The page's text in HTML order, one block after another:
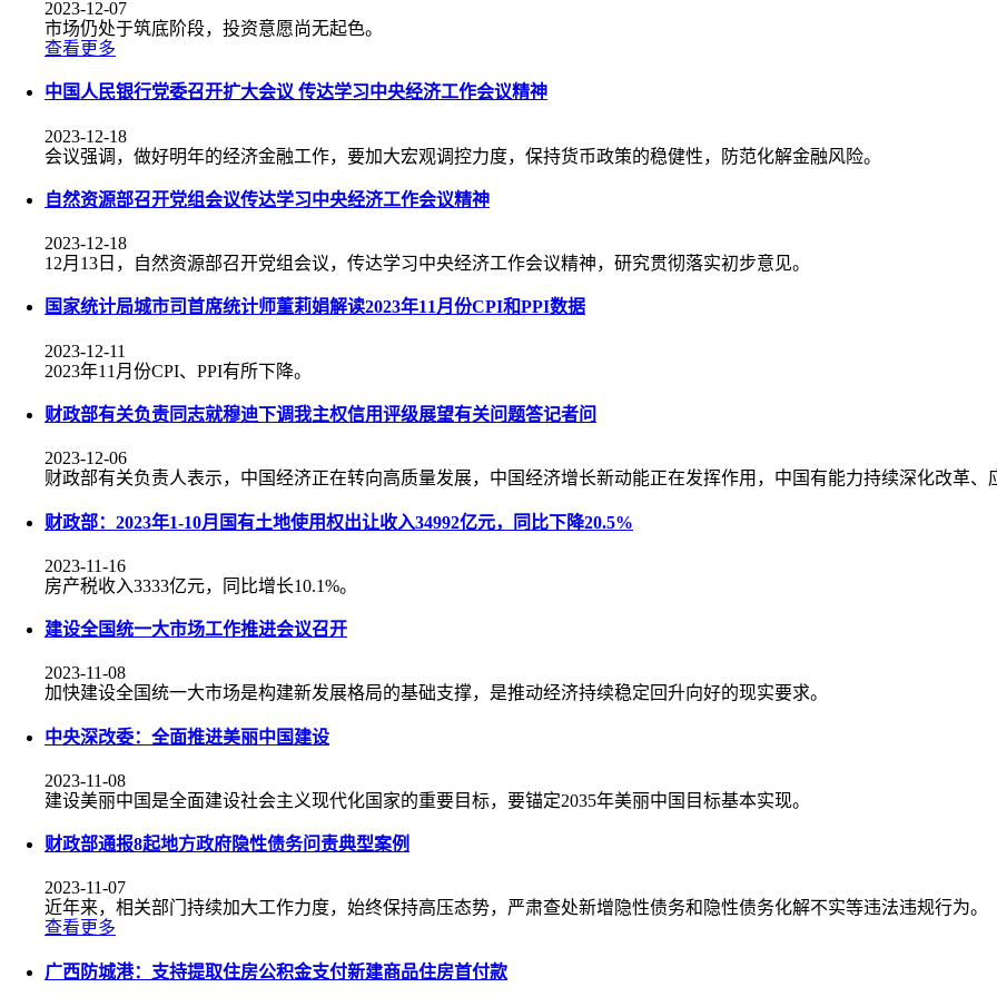
2023-12-07
市场仍处于筑底阶段，投资意愿尚无起色。
查看更多
中国人民银行党委召开扩大会议 传达学习中央经济工作会议精神
2023-12-18
会议强调，做好明年的经济金融工作，要加大宏观调控力度，保持货币政策的稳健性，防范化解金融风险。
自然资源部召开党组会议传达学习中央经济工作会议精神
2023-12-18
12月13日，自然资源部召开党组会议，传达学习中央经济工作会议精神，研究贯彻落实初步意见。
国家统计局城市司首席统计师董莉娟解读2023年11月份CPI和PPI数据
2023-12-11
2023年11月份CPI、PPI有所下降。
财政部有关负责同志就穆迪下调我主权信用评级展望有关问题答记者问
2023-12-06
财政部有关负责人表示，中国经济正在转向高质量发展，中国经济增长新动能正在发挥作用，中国有能力持续深化改革、
财政部：2023年1-10月国有土地使用权出让收入34992亿元，同比下降20.5%
2023-11-16
房产税收入3333亿元，同比增长10.1%。
建设全国统一大市场工作推进会议召开
2023-11-08
加快建设全国统一大市场是构建新发展格局的基础支撑，是推动经济持续稳定回升向好的现实要求。
中央深改委：全面推进美丽中国建设
2023-11-08
建设美丽中国是全面建设社会主义现代化国家的重要目标，要锚定2035年美丽中国目标基本实现。
财政部通报8起地方政府隐性债务问责典型案例
2023-11-07
近年来，相关部门持续加大工作力度，始终保持高压态势，严肃查处新增隐性债务和隐性债务化解不实等违法违规行为。
查看更多
广西防城港：支持提取住房公积金支付新建商品住房首付款